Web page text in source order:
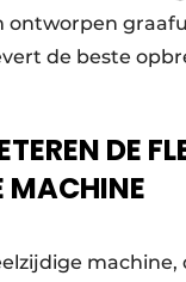
ontworpen
de beste
DE
MACHINE